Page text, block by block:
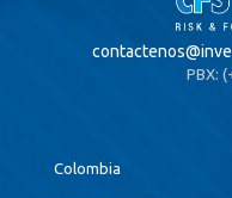
contactenos@
PBX:
Colombia